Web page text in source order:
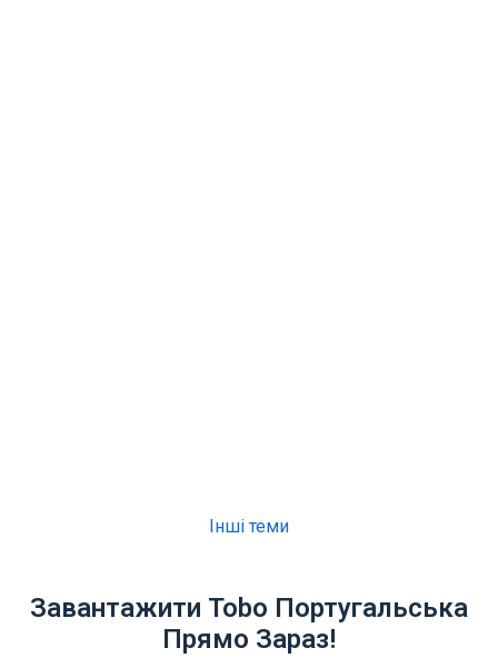
Інші теми
Завантажити Tobo Португальська
Прямо Зараз!